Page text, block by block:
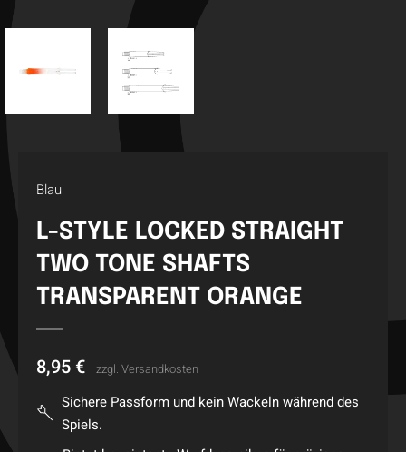
Blau
L-STYLE LOCKED STRAIGHT
TWO TONE SHAFTS
TRANSPARENT ORANGE
8,95 € zzgl. Versandkosten
Sichere Passform und kein Wackeln während des
Spiels.